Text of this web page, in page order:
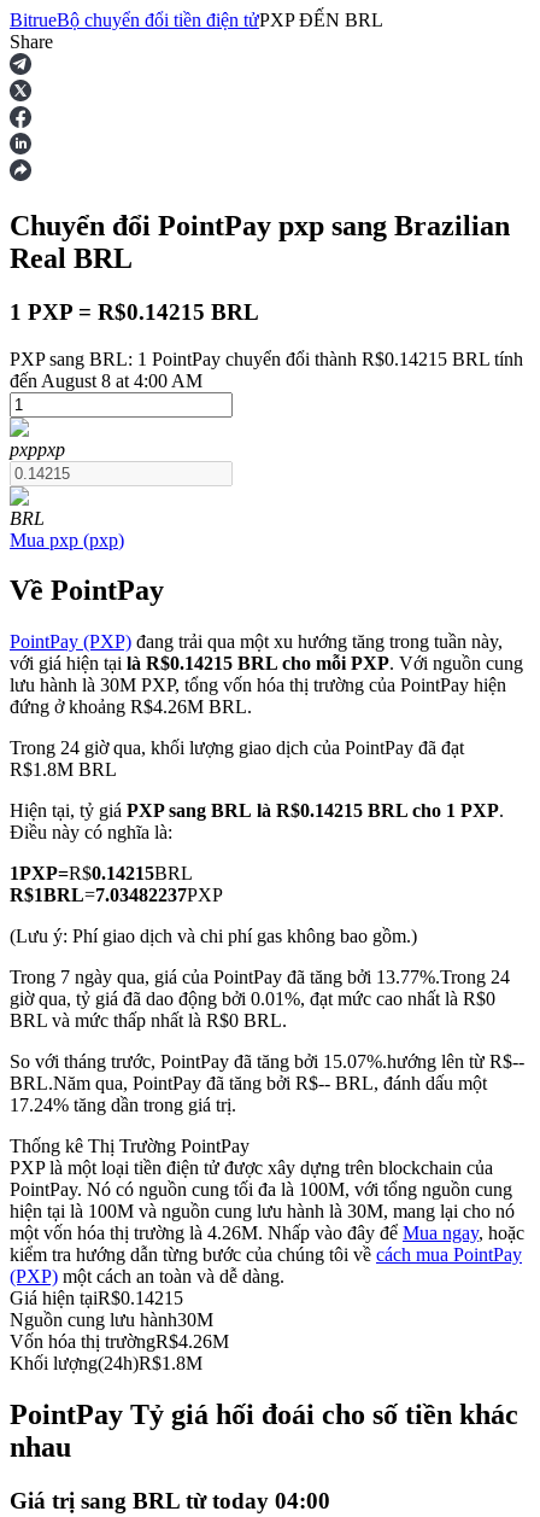
Hợp đồng tương lai
USDT Futures
COIN-M Futures
Futures sử dụng token làm tài sản thế chấp
TradFi
Phái sinh cổ phiếu, ngoại hối, kim loại quý và hàng hóa
USDC Futures vĩnh cửu
Futures sử dụng USDC làm tài sản thế chấp
Sao chép Giao dịch
BitrueBộ chuyển đổi tiền điện tửPXP ĐẾN BRL
Share
Chuyển đổi PointPay pxp sang Brazilian
Real BRL
1 PXP = R$0.14215 BRL
PXP sang BRL: 1 PointPay chuyển đổi thành R$0.14215 BRL tính
đến August 8 at 4:00 AM
pxppxp
BRL
Mua pxp (pxp)
Về PointPay
PointPay (PXP) đang trải qua một xu hướng tăng trong tuần này,
với giá hiện tại là R$0.14215 BRL cho mỗi PXP. Với nguồn cung
lưu hành là 30M PXP, tổng vốn hóa thị trường của PointPay hiện
đứng ở khoảng R$4.26M BRL.
Trong 24 giờ qua, khối lượng giao dịch của PointPay đã đạt
R$1.8M BRL
Hiện tại, tỷ giá PXP sang BRL là R$0.14215 BRL cho 1 PXP.
Điều này có nghĩa là:
1PXP=R$0.14215BRL
R$1BRL=7.03482237PXP
(Lưu ý: Phí giao dịch và chi phí gas không bao gồm.)
Trong 7 ngày qua, giá của PointPay đã tăng bởi 13.77%.Trong 24
giờ qua, tỷ giá đã dao động bởi 0.01%, đạt mức cao nhất là R$0
BRL và mức thấp nhất là R$0 BRL.
So với tháng trước, PointPay đã tăng bởi 15.07%.hướng lên từ R$--
BRL.Năm qua, PointPay đã tăng bởi R$-- BRL, đánh dấu một
17.24% tăng dần trong giá trị.
Thống kê Thị Trường PointPay
PXP là một loại tiền điện tử được xây dựng trên blockchain của
PointPay. Nó có nguồn cung tối đa là 100M, với tổng nguồn cung
hiện tại là 100M và nguồn cung lưu hành là 30M, mang lại cho nó
một vốn hóa thị trường là 4.26M. Nhấp vào đây để Mua ngay, hoặc
kiểm tra hướng dẫn từng bước của chúng tôi về cách mua PointPay
(PXP) một cách an toàn và dễ dàng.
Giá hiện tạiR$0.14215
Nguồn cung lưu hành30M
Vốn hóa thị trườngR$4.26M
Khối lượng(24h)R$1.8M
PointPay Tỷ giá hối đoái cho số tiền khác
nhau
Giá trị sang BRL từ today 04:00